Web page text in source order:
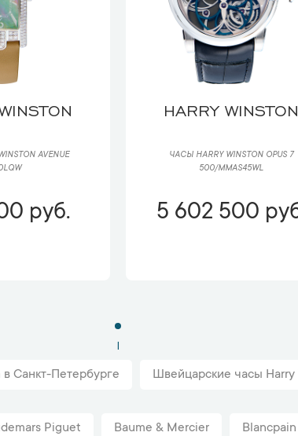
AVENUE
руб.
HARRY WINSTON
ЧАСЫ HARRY WINSTON OPUS 7
500/MMAS45WL
5 602 500
1
Санкт-Петербурге Швейцарские часы Harry
Piguet Baume & Mercier Blancpain